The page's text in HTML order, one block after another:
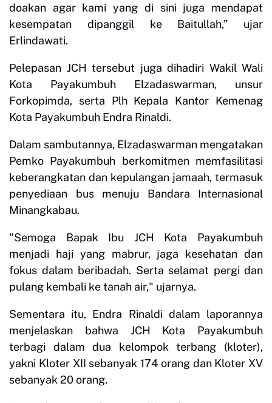
doakan agar kami yang di sini juga mendapat
kesempatan dipanggil ke Baitullah,” ujar
Erlindawati.
Pelepasan JCH tersebut juga dihadiri Wakil Wali
Kota Payakumbuh Elzadaswarman, unsur
Forkopimda, serta Plh Kepala Kantor Kemenag
Kota Payakumbuh Endra Rinaldi.
Dalam sambutannya, Elzadaswarman mengatakan
Pemko Payakumbuh berkomitmen memfasilitasi
keberangkatan dan kepulangan jamaah, termasuk
penyediaan bus menuju Bandara Internasional
Minangkabau.
"Semoga Bapak Ibu JCH Kota Payakumbuh
menjadi haji yang mabrur, jaga kesehatan dan
fokus dalam beribadah. Serta selamat pergi dan
pulang kembali ke tanah air," ujarnya.
Sementara itu, Endra Rinaldi dalam laporannya
menjelaskan bahwa JCH Kota Payakumbuh
terbagi dalam dua kelompok terbang (kloter),
yakni Kloter XII sebanyak 174 orang dan Kloter XV
sebanyak 20 orang.